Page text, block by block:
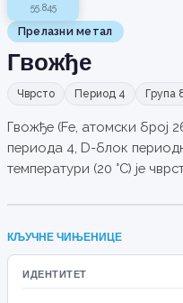
55.845
Прелазни метал
Гвожђе
Чврсто Период 4 Група
Гвожђе (Fe, атомски број
периода 4, D-блок
температури (20 °C) је
КЉУЧНЕ ЧИЊЕНИЦЕ
ИДЕНТИТЕТ